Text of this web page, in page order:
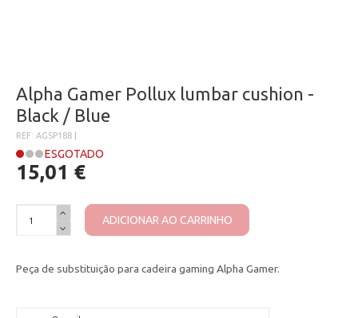
Alpha Gamer Pollux lumbar cushion -
Black / Blue
REF: AGSP188 |
ESGOTADO
15,01 €
ADICIONAR AO CARRINHO
Peça de substituição para cadeira gaming Alpha Gamer.